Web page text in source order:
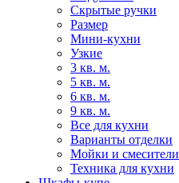
Скрытые ручки
Размер
Мини-кухни
Узкие
3 кв. м.
5 кв. м.
6 кв. м.
9 кв. м.
Все для кухни
Варианты отделки
Мойки и смесители
Техника для кухни